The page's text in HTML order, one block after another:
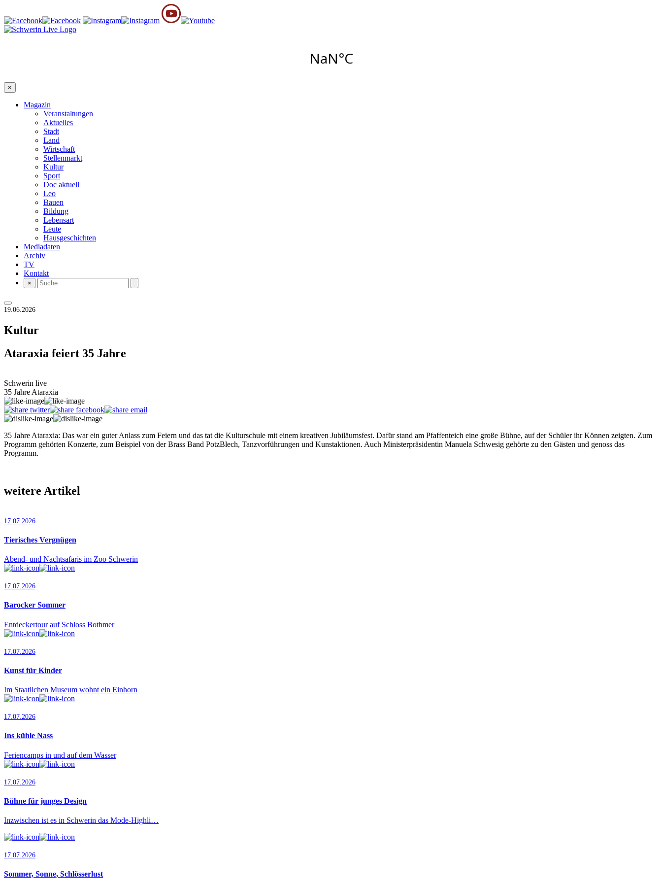
×
Magazin
Veranstaltungen
Aktuelles
Stadt
Land
Wirtschaft
Stellenmarkt
Kultur
Sport
Doc aktuell
Leo
Bauen
Bildung
Lebensart
Leute
Hausgeschichten
Mediadaten
Archiv
TV
Kontakt
×
19.06.2026
Kultur
Ataraxia feiert 35 Jahre
Schwerin live
35 Jahre Ataraxia
35 Jahre Ataraxia: Das war ein guter Anlass zum Feiern und das tat die Kulturschule mit einem kreativen Jubiläumsfest. Dafür stand am Pfaffenteich eine große Bühne, auf der Schüler ihr Können zeigten. Zum
Programm gehörten Konzerte, zum Beispiel von der Brass Band PotzBlech, Tanzvorführungen und Kunstaktionen. Auch Ministerpräsidentin Manuela Schwesig gehörte zu den Gästen und genoss das
Programm.
weitere Artikel
17.07.2026
Tierisches Vergnügen
Abend- und Nachtsafaris im Zoo Schwerin
17.07.2026
Barocker Sommer
Entdeckertour auf Schloss Bothmer
17.07.2026
Kunst für Kinder
Im Staatlichen Museum wohnt ein Einhorn
17.07.2026
Ins kühle Nass
Feriencamps in und auf dem Wasser
17.07.2026
Bühne für junges Design
Inzwischen ist es in Schwerin das Mode-Highli…
17.07.2026
Sommer, Sonne, Schlösserlust